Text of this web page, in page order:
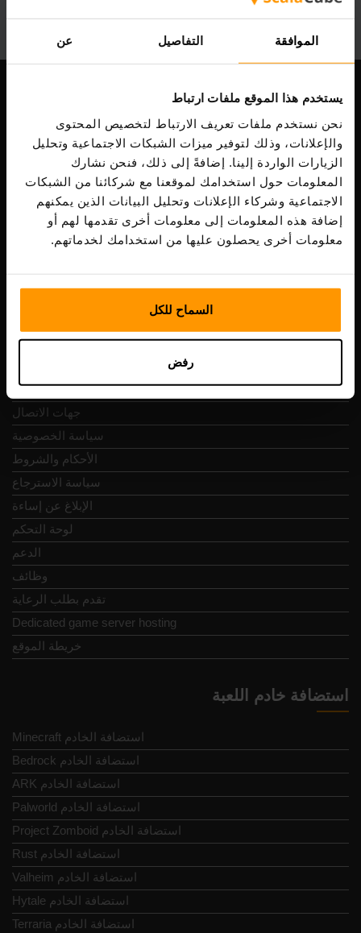
الموافقة التفاصيل عن
يستخدم هذا الموقع ملفات ارتباط
نحن نستخدم ملفات تعريف الارتباط لتخصيص المحتوى
والإعلانات، وذلك لتوفير ميزات الشبكات الاجتماعية وتحليل
الزيارات الواردة إلينا. إضافةً إلى ذلك، فنحن نشارك
المعلومات حول استخدامك لموقعنا مع شركائنا من الشبكات
الاجتماعية وشركاء الإعلانات وتحليل البيانات الذين يمكنهم
إضافة هذه المعلومات إلى معلومات أخرى تقدمها لهم أو
معلومات أخرى يحصلون عليها من استخدامك لخدماتهم.
السماح للكل
رفض
شركتنا
Scalable Hosting Solutions OÜ
رمز التسجيل: 14652605
ضريبة الشراء: EE102133820
عنوان: Harju maakond, Tallinn, Kesklinna linnaosa,
Vesivärava tn 50-201, 10152
التنقل السريع
المراجعات
جهات الاتصال
سياسة الخصوصية
الأحكام والشروط
سياسة الاسترجاع
الإبلاغ عن إساءة
لوحة التحكم
الدعم
وظائف
تقدم بطلب الرعاية
Dedicated game server hosting
خريطة الموقع
استضافة خادم اللعبة
Minecraft استضافة الخادم
Bedrock استضافة الخادم
ARK استضافة الخادم
Palworld استضافة الخادم
Project Zomboid استضافة الخادم
Rust استضافة الخادم
Valheim استضافة الخادم
Hytale استضافة الخادم
Terraria استضافة الخادم